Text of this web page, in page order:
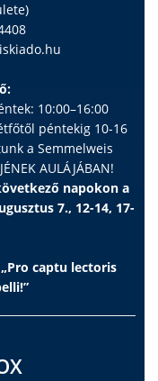
10:00–16:00
péntekig 10-16
a Semmelweis
AULÁJÁBAN!
napokon a
7., 12-14, 17-
captu lectoris